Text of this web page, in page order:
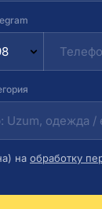
на обработку